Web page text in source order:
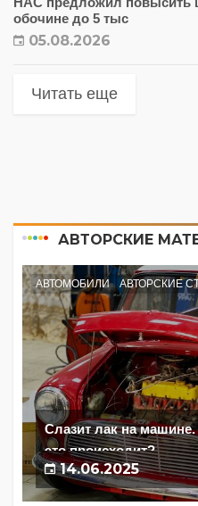
обочине до 5 тыс
05.08.2026
Читать еще
АВТОРСКИЕ
АВТОМОБИЛИ АВТОРСКИЕ
Слазит лак на
это происходит?
14.06.2025